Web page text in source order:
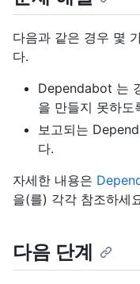
다음과 같은 경우 몇
다.
Dependabot 는
을 만들지 못하도
보고되는
다.
자세한 내용은
을(를) 각각 참조하세
다음 단계